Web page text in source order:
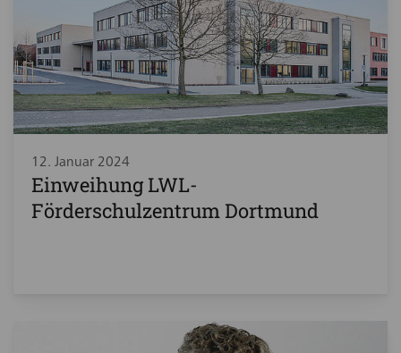
12. Januar 2024
Einweihung LWL-
Förderschulzentrum Dortmund